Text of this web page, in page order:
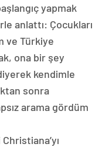
yapmak
anlattı: Çocukları
ve Türkiye
ona bir şey
kendimle
sonra
arama gördüm